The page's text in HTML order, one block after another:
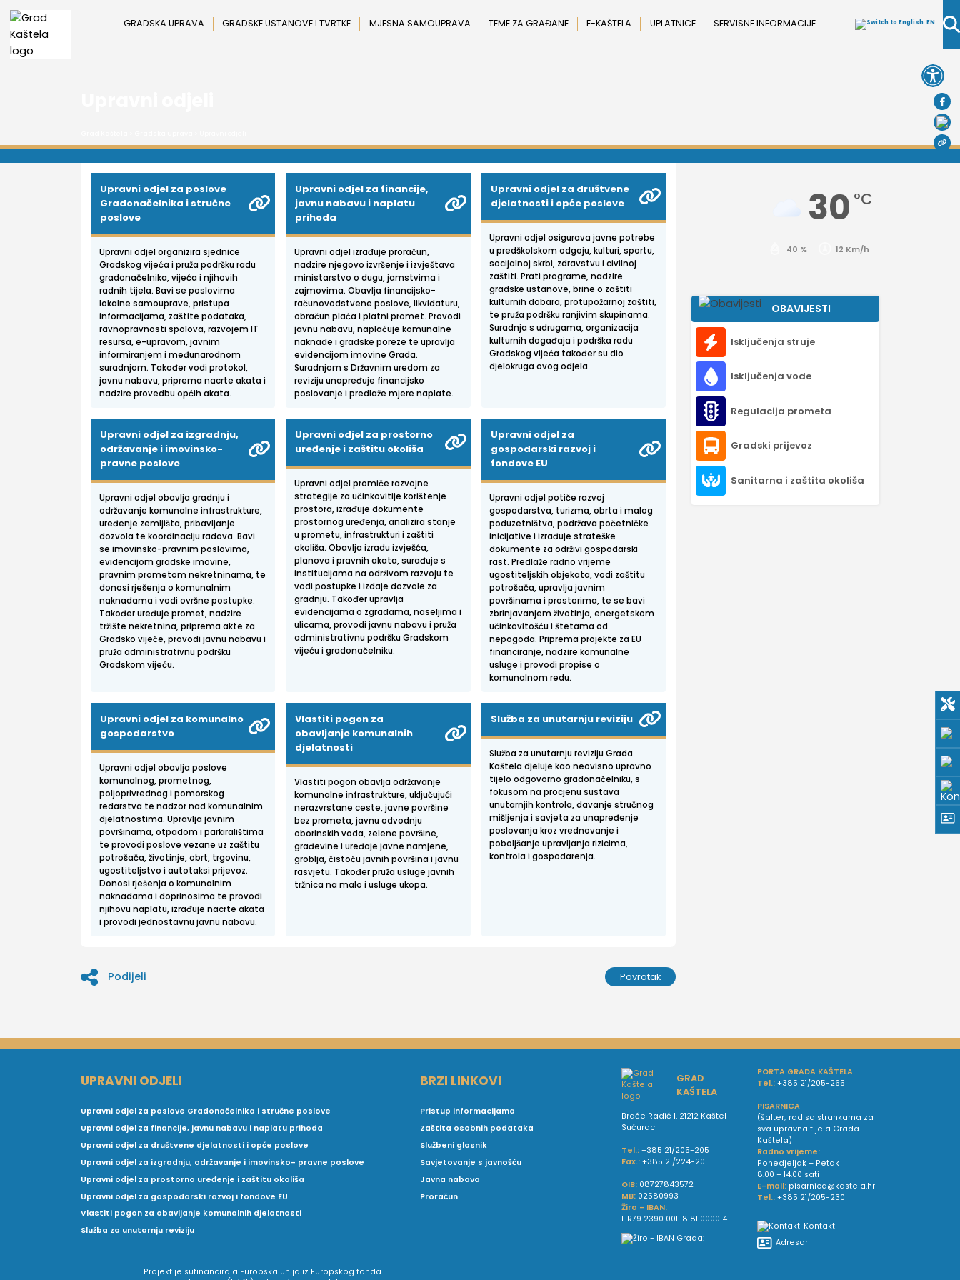
Preskoči
na
sadržaj
GRADSKA UPRAVA GRADSKE USTANOVE I TVRTKE MJESNA SAMOUPRAVA TEME ZA GRAĐANE E-KAŠTELA UPLATNICE SERVISNE INFORMACIJE EN
Upravni odjel za poslove
Gradonačelnika i stručne
poslove
Upravni odjel organizira sjednice
Gradskog vijeća i pruža podršku radu
gradonačelnika, vijeća i njihovih
radnih tijela. Bavi se poslovima
lokalne samouprave, pristupa
informacijama, zaštite podataka,
ravnopravnosti spolova, razvojem IT
resursa, e-upravom, javnim
informiranjem i međunarodnom
suradnjom. Također vodi protokol,
javnu nabavu, priprema nacrte akata i
nadzire provedbu općih akata.
Upravni odjel za financije,
javnu nabavu i naplatu
prihoda
Upravni odjel izrađuje proračun,
nadzire njegovo izvršenje i izvještava
ministarstvo o dugu, jamstvima i
zajmovima. Obavlja financijsko-
računovodstvene poslove, likvidaturu,
obračun plaća i platni promet. Provodi
javnu nabavu, naplaćuje komunalne
naknade i gradske poreze te upravlja
evidencijom imovine Grada.
Suradnjom s Državnim uredom za
reviziju unapređuje financijsko
poslovanje i predlaže mjere naplate.
Upravni odjel za društvene
djelatnosti i opće poslove
Upravni odjel osigurava javne potrebe
u predškolskom odgoju, kulturi, sportu,
socijalnoj skrbi, zdravstvu i civilnoj
zaštiti. Prati programe, nadzire
gradske ustanove, brine o zaštiti
kulturnih dobara, protupožarnoj zaštiti,
te pruža podršku ranjivim skupinama.
Suradnja s udrugama, organizacija
kulturnih događaja i podrška radu
Gradskog vijeća također su dio
djelokruga ovog odjela.
Upravni odjel za izgradnju,
održavanje i imovinsko-
pravne poslove
Upravni odjel obavlja gradnju i
održavanje komunalne infrastrukture,
uređenje zemljišta, pribavljanje
dozvola te koordinaciju radova. Bavi
se imovinsko-pravnim poslovima,
evidencijom gradske imovine,
pravnim prometom nekretninama, te
donosi rješenja o komunalnim
naknadama i vodi ovršne postupke.
Također uređuje promet, nadzire
tržište nekretnina, priprema akte za
Gradsko vijeće, provodi javnu nabavu i
pruža administrativnu podršku
Gradskom vijeću.
Upravni odjel za prostorno
uređenje i zaštitu okoliša
Upravni odjel promiče razvojne
strategije za učinkovitije korištenje
prostora, izrađuje dokumente
prostornog uređenja, analizira stanje
u prometu, infrastrukturi i zaštiti
okoliša. Obavlja izradu izvješća,
planova i pravnih akata, surađuje s
institucijama na održivom razvoju te
vodi postupke i izdaje dozvole za
gradnju. Također upravlja
evidencijama o zgradama, naseljima i
ulicama, provodi javnu nabavu i pruža
administrativnu podršku Gradskom
vijeću i gradonačelniku.
Upravni odjel za
gospodarski razvoj i
fondove EU
Upravni odjel potiče razvoj
gospodarstva, turizma, obrta i malog
poduzetništva, podržava početničke
inicijative i izrađuje strateške
dokumente za održivi gospodarski
rast. Predlaže radno vrijeme
ugostiteljskih objekata, vodi zaštitu
potrošača, upravlja javnim
površinama i prostorima, te se bavi
zbrinjavanjem životinja, energetskom
učinkovitošću i štetama od
nepogoda. Priprema projekte za EU
financiranje, nadzire komunalne
usluge i provodi propise o
komunalnom redu.
Upravni odjel za komunalno
gospodarstvo
Upravni odjel obavlja poslove
komunalnog, prometnog,
poljoprivrednog i pomorskog
redarstva te nadzor nad komunalnim
djelatnostima. Upravlja javnim
površinama, otpadom i parkiralištima
te provodi poslove vezane uz zaštitu
potrošača, životinje, obrt, trgovinu,
ugostiteljstvo i autotaksi prijevoz.
Donosi rješenja o komunalnim
naknadama i doprinosima te provodi
njihovu naplatu, izrađuje nacrte akata
i provodi jednostavnu javnu nabavu.
Vlastiti pogon za
obavljanje komunalnih
djelatnosti
Vlastiti pogon obavlja održavanje
komunalne infrastrukture, uključujući
nerazvrstane ceste, javne površine
bez prometa, javnu odvodnju
oborinskih voda, zelene površine,
građevine i uređaje javne namjene,
groblja, čistoću javnih površina i javnu
rasvjetu. Također pruža usluge javnih
tržnica na malo i usluge ukopa.
Služba za unutarnju reviziju
Služba za unutarnju reviziju Grada
Kaštela djeluje kao neovisno upravno
tijelo odgovorno gradonačelniku, s
fokusom na procjenu sustava
unutarnjih kontrola, davanje stručnog
mišljenja i savjeta za unapređenje
poslovanja kroz vrednovanje i
poboljšanje upravljanja rizicima,
kontrola i gospodarenja.
Podijeli Povratak
30 °C
40 % 12 Km/h
OBAVIJESTI
Isključenja struje
Isključenja vode
Regulacija prometa
Gradski prijevoz
Sanitarna i zaštita okoliša
UPRAVNI ODJELI
Upravni odjel za poslove Gradonačelnika i stručne poslove
Upravni odjel za financije, javnu nabavu i naplatu prihoda
Upravni odjel za društvene djelatnosti i opće poslove
Upravni odjel za izgradnju, održavanje i imovinsko- pravne poslove
Upravni odjel za prostorno uređenje i zaštitu okoliša
Upravni odjel za gospodarski razvoj i fondove EU
Vlastiti pogon za obavljanje komunalnih djelatnosti
Služba za unutarnju reviziju
BRZI LINKOVI
Pristup informacijama
Zaštita osobnih podataka
Službeni glasnik
Savjetovanje s javnošću
Javna nabava
Proračun
GRAD
KAŠTELA
Braće Radić 1, 21212 Kaštel
Sućurac
Tel.: +385 21/205-205
Fax.: +385 21/224-201
OIB: 08727843572
MB: 02580993
Žiro - IBAN:
HR79 2390 0011 8181 0000 4
PORTA GRADA KAŠTELA
Tel.: +385 21/205-265
PISARNICA
(šalter; rad sa strankama za
sva upravna tijela Grada
Kaštela)
Radno vrijeme:
Ponedjeljak – Petak
8.00 – 14.00 sati
E-mail: pisarnica@kastela.hr
Tel.: +385 21/205-230
Kontakt
Adresar
Projekt je sufinancirala Europska unija iz Europskog fonda